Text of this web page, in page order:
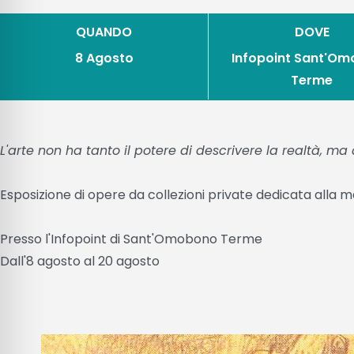
QUANDO
8 Agosto
DOVE
Infopoint
Terme
L'arte non ha tanto il potere di descrivere la realtà,
Esposizione di opere da collezioni private dedicata alla
Presso l'Infopoint di Sant'Omobono Terme
Dall'8 agosto al 20 agosto